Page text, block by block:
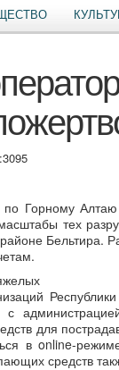
3095
по Горному
тех
Бельтира.
для
в online-
средств